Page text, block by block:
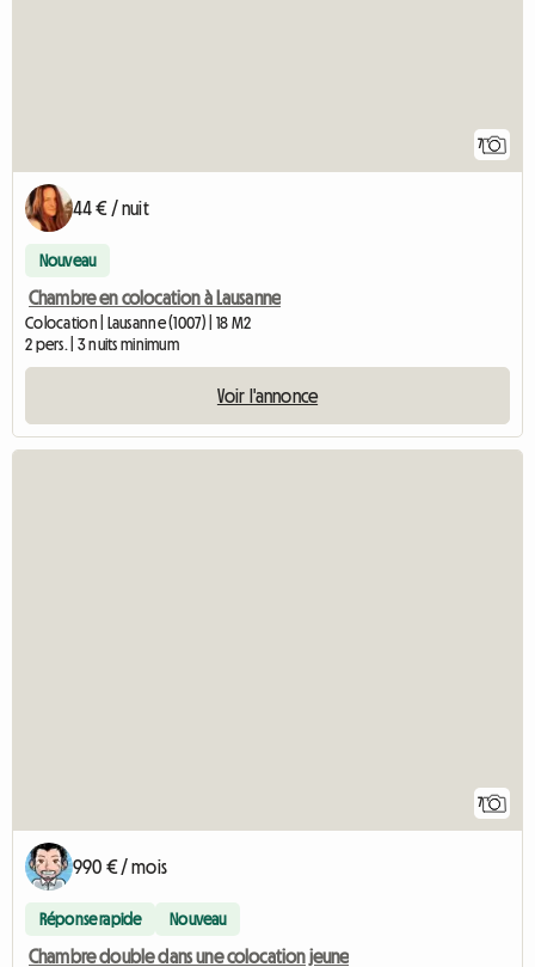
7
44 € / nuit
Nouveau
Chambre en colocation à Lausanne
Colocation | Lausanne (1007) | 18 M2
2 pers. | 3 nuits minimum
Voir l'annonce
7
990 € / mois
Réponse rapide Nouveau
Chambre double dans une colocation jeune